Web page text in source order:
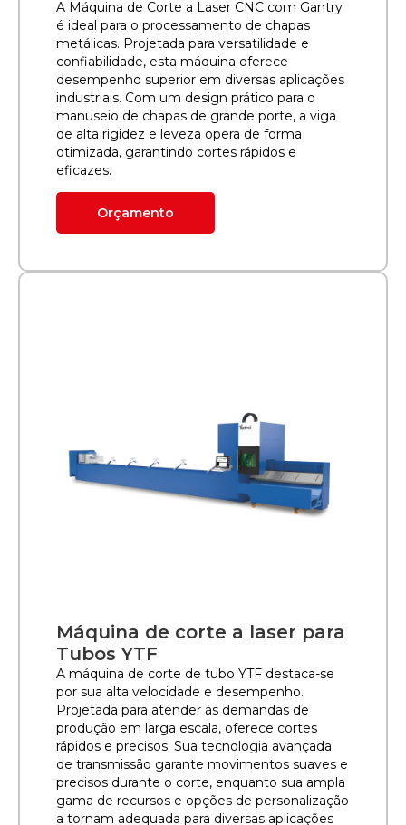
A Máquina de Corte a Laser CNC com Gantry
é ideal para o processamento de chapas
metálicas. Projetada para versatilidade e
confiabilidade, esta máquina oferece
desempenho superior em diversas aplicações
industriais. Com um design prático para o
manuseio de chapas de grande porte, a viga
de alta rigidez e leveza opera de forma
otimizada, garantindo cortes rápidos e
eficazes.
Orçamento
Máquina de corte a laser para
Tubos YTF
A máquina de corte de tubo YTF destaca-se
por sua alta velocidade e desempenho.
Projetada para atender às demandas de
produção em larga escala, oferece cortes
rápidos e precisos. Sua tecnologia avançada
de transmissão garante movimentos suaves e
precisos durante o corte, enquanto sua ampla
gama de recursos e opções de personalização
a tornam adequada para diversas aplicações